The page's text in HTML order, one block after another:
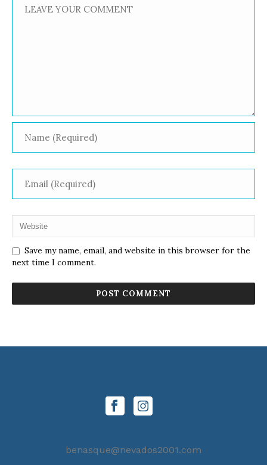
Save my name, email, and website in this browser for the
next time I comment.
benasque@nevados2001.com